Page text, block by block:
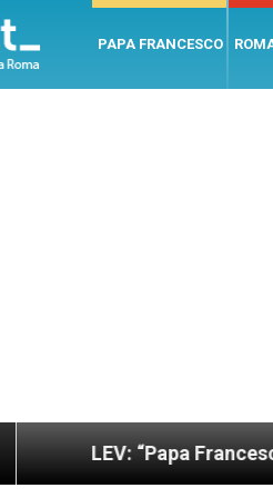
PAPA FRANCESCO
Francesco. Un uomo di